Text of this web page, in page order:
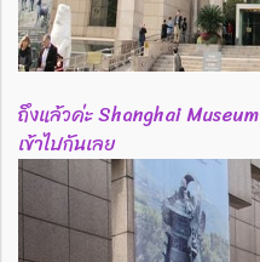
ถึงแล้วค่ะ Shanghai Museum
เข้าไปกันเลย